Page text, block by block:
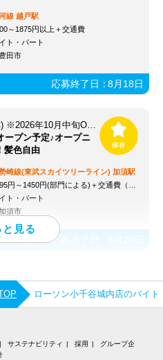
線 越戸駅
～1875円以上＋交通費
ト・パート
田市
応募終了日：8月18日
ロピア 加須ビバモール店(仮称) ※2026年10月中旬OPEN予定
ープン予定♪オープニ
髪色自由
崎線(東武スカイツリーライン) 加須駅
～1450円(部門による)＋交通費（社内規定）
ト・パート
須市
応募終了日：
ローソン小千谷城内店のバイ
サステナビリティ 採用
グループ企